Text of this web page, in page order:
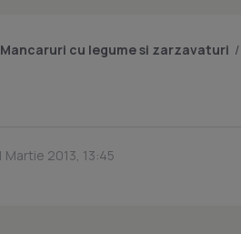
Mancaruri cu legume si zarzavaturi /
Martie 2013, 13:45